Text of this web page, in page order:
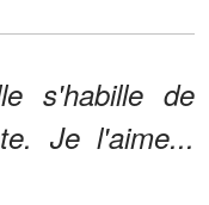
s'habille de
Je l'aime...